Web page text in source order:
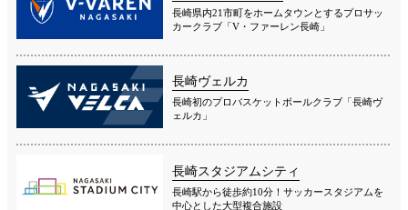
長崎県内21市町をホームタウンとするプロサッ
カークラブ「V・ファーレン長崎」
長崎ヴェルカ
長崎初のプロバスケットボールクラブ「長崎ヴ
ェルカ」
長崎スタジアムシティ
長崎駅から徒歩約10分！サッカースタジアムを
中心とした大型複合施設